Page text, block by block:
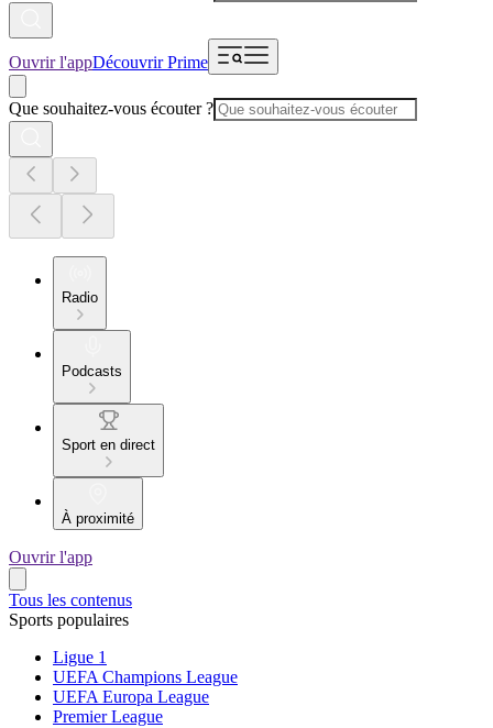
Ouvrir l'appDécouvrir Prime
Que souhaitez-vous écouter ?
Radio
Podcasts
Sport en direct
À proximité
Ouvrir l'app
Tous les contenus
Sports populaires
Ligue 1
UEFA Champions League
UEFA Europa League
Premier League